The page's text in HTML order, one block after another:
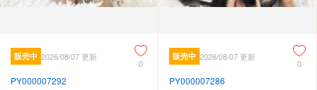
販売中 2026/08/07 更新
0
PY000007292
販売中 2026/08/07 更新
0
PY000007286